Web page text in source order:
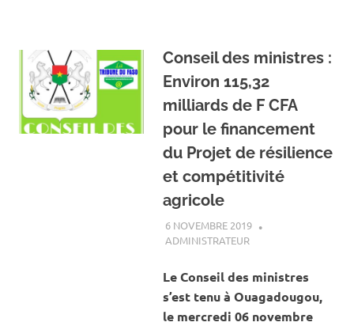
Conseil des ministres :
Environ 115,32
milliards de F CFA
pour le financement
du Projet de résilience
et compétitivité
agricole
6 NOVEMBRE 2019
ADMINISTRATEURACTUALITÉ
Le Conseil des ministres
s’est tenu à Ouagadougou,
le mercredi 06 novembre